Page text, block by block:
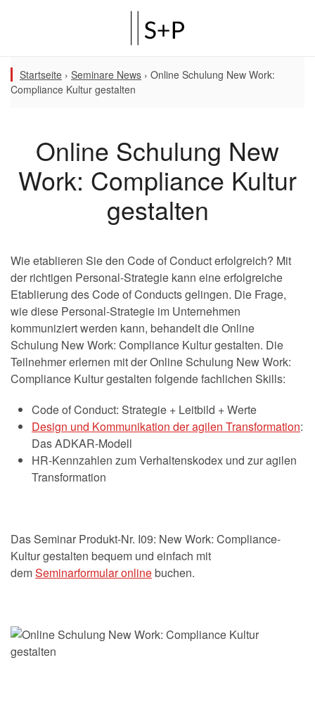
Startseite › Seminare News › Online Schulung New Work:
Compliance Kultur gestalten
Online Schulung New
Work: Compliance Kultur
gestalten
Wie etablieren Sie den Code of Conduct erfolgreich? Mit
der richtigen Personal-Strategie kann eine erfolgreiche
Etablierung des Code of Conducts gelingen. Die Frage,
wie diese Personal-Strategie im Unternehmen
kommuniziert werden kann, behandelt die Online
Schulung New Work: Compliance Kultur gestalten. Die
Teilnehmer erlernen mit der Online Schulung New Work:
Compliance Kultur gestalten folgende fachlichen Skills:
Code of Conduct: Strategie + Leitbild + Werte
Design und Kommunikation der agilen Transformation:
Das ADKAR-Modell
HR-Kennzahlen zum Verhaltenskodex und zur agilen
Transformation
Das Seminar Produkt-Nr. I09: New Work: Compliance-
Kultur gestalten bequem und einfach mit
demSeminarformular onlinebuchen.